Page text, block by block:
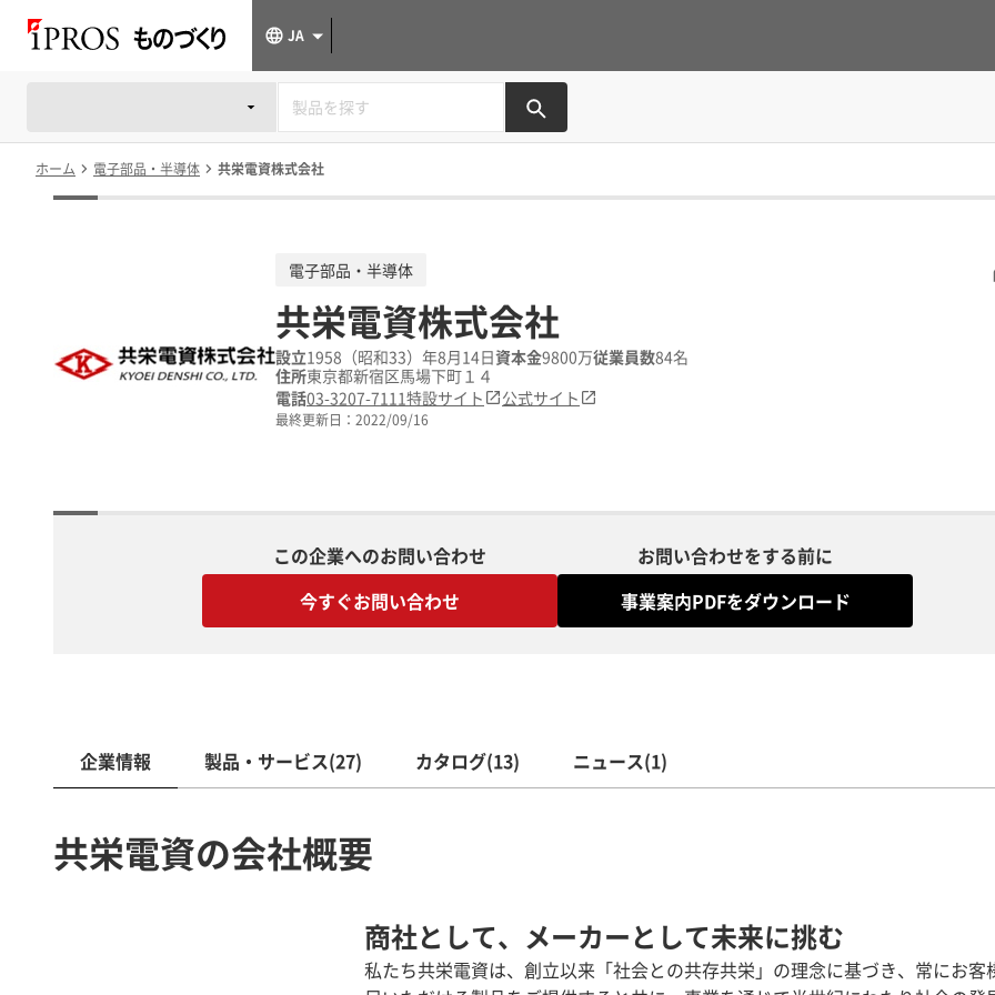
JA
ホーム 電子部品・半導体 共栄電資株式会社
電子部品・半導体
共栄電資株式会社
設立1958（昭和33）年8月14日資本金9800万従業員数84名
住所東京都新宿区馬場下町１４
電話03-3207-7111特設サイト 公式サイト
最終更新日： 2022/09/16
この企業へのお問い合わせ
今すぐお問い合わせ
お問い合わせをする前に
事業案内PDFをダウンロード
企業情報 製品・サービス(27) カタログ(13) ニュース(1)
共栄電資の会社概要
商社として、メーカーとして未来に挑む
私たち共栄電資は、創立以来「社会との共存共栄」の理念に基づき、常にお客